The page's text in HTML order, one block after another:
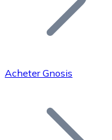
Bitcoin
Acheter Gnosis